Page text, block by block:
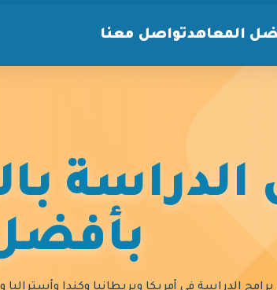
المعاهدتواصل معنا
برامج الدراسة في أمريكا وبريطانيا وكندا